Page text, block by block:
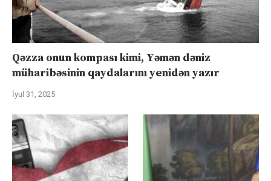
Qəzza onun kompası kimi, Yəmən dəniz
müharibəsinin qaydalarını yenidən yazır
İyul 31, 2025